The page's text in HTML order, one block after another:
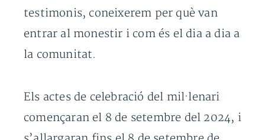
testimonis, coneixerem per què van
entrar al monestir i com és el dia a dia a
la comunitat.
Els actes de celebració del mil·lenari
començaran el 8 de setembre del 2024, i